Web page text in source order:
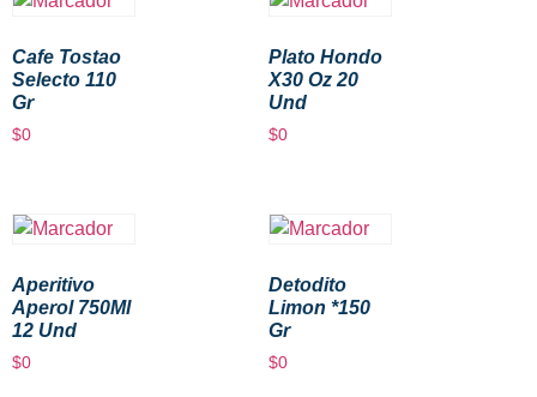
Cafe Tostao
Selecto 110
Gr
$0
Plato Hondo
X30 Oz 20
Und
$0
Aperitivo
Aperol 750Ml
12 Und
$0
Detodito
Limon *150
Gr
$0